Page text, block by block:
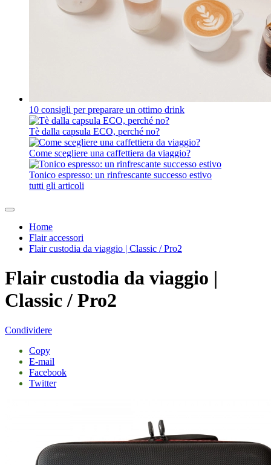
10 consigli per preparare un ottimo drink
Tè dalla capsula ECO, perché no?
Come scegliere una caffettiera da viaggio?
Tonico espresso: un rinfrescante successo estivo
tutti gli articoli
Home
Flair accessori
Flair custodia da viaggio | Classic / Pro2
Flair custodia da viaggio |
Classic / Pro2
Condividere
Copy
E-mail
Facebook
Twitter